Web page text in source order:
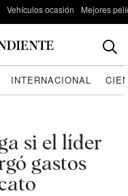
Vehículos ocasión Mejores
INTERNACIONAL
si el líder
gastos